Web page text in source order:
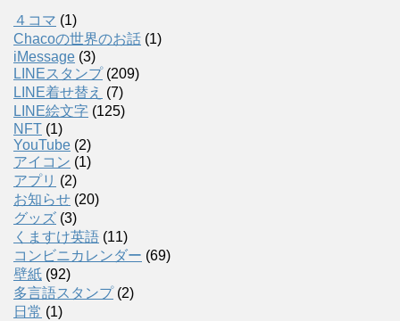
４コマ (1)
Chacoの世界のお話 (1)
iMessage (3)
LINEスタンプ(209)
LINE着せ替え (7)
LINE絵文字 (125)
NFT (1)
YouTube (2)
アイコン (1)
アプリ (2)
お知らせ (20)
グッズ (3)
くますけ英語 (11)
コンビニカレンダー (69)
壁紙 (92)
多言語スタンプ(2)
日常 (1)